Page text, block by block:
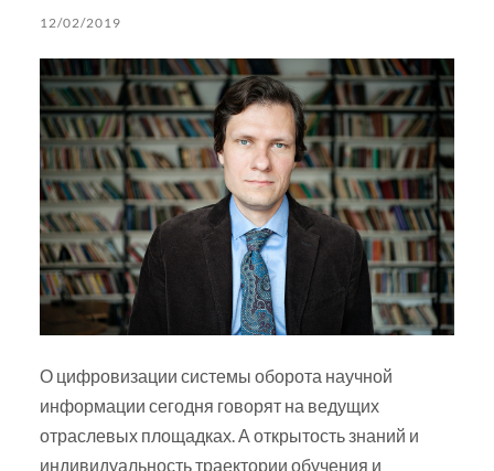
12/02/2019
О цифровизации системы оборота научной
информации сегодня говорят на ведущих
отраслевых площадках. А открытость знаний и
индивидуальность траектории обучения и